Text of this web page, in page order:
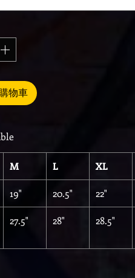
物車
M L XL
19" 20.5" 22"
27.5" 28" 28.5"